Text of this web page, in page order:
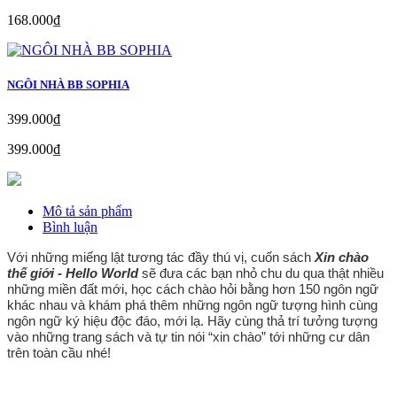
168.000₫
NGÔI NHÀ BB SOPHIA
399.000₫
399.000₫
Mô tả sản phẩm
Bình luận
Với những miếng lật tương tác đầy thú vị, cuốn sách Xin chào
thế giới - Hello Worldsẽ đưa các bạn nhỏ chu du qua thật nhiều
những miền đất mới, học cách chào hỏi bằng hơn 150 ngôn ngữ
khác nhau và khám phá thêm những ngôn ngữ tượng hình cùng
ngôn ngữ ký hiệu độc đáo, mới lạ. Hãy cùng thả trí tưởng tượng
vào những trang sách và tự tin nói “xin chào” tới những cư dân
trên toàn cầu nhé!